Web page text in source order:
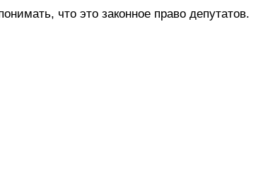
что это законное право депутатов.